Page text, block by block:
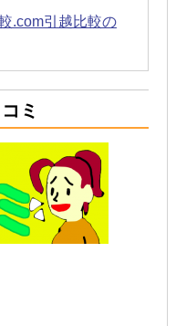
.com引越比較の
ミ